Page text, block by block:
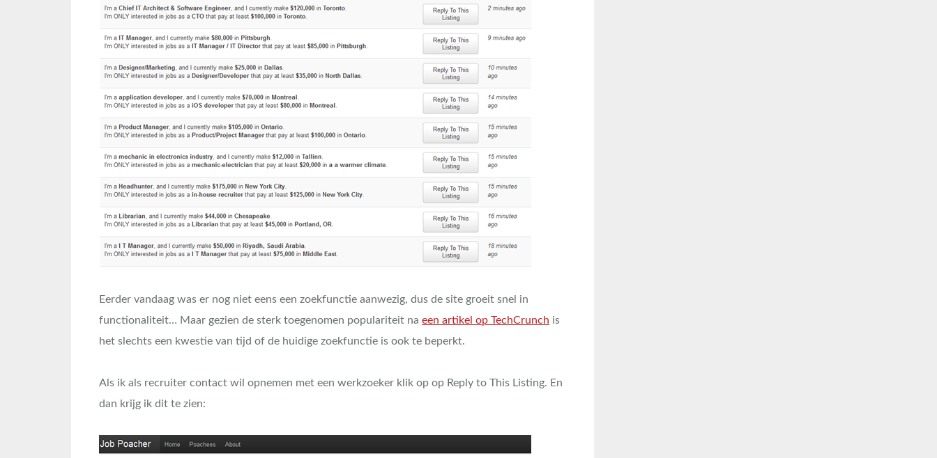
Eerder vandaag was er nog niet eens een zoekfunctie aanwezig, dus de site groeit snel in
functionaliteit… Maar gezien de sterk toegenomen populariteit na een artikel op TechCrunch is
het slechts een kwestie van tijd of de huidige zoekfunctie is ook te beperkt.
Als ik als recruiter contact wil opnemen met een werkzoeker klik op op Reply to This Listing. En
dan krijg ik dit te zien: